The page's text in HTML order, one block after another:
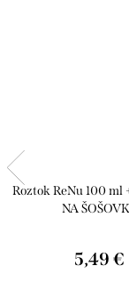
Roztok ReNu 100 ml
NA
5,49 €